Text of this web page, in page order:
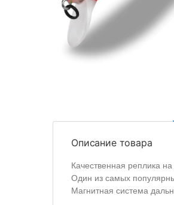
Описание товара
Качественная реплика
Один из самых
Магнитная система